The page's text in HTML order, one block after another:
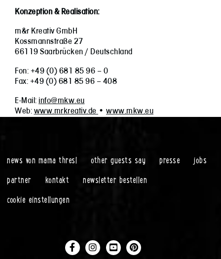
Konzeption & Realisation:
m&r Krea­tiv GmbH
Koss­mann­straße 27
66119 Saar­brü­cken / Deutschland
Fon: +49 (0) 681 85 96 – 0
Fax: +49 (0) 681 85 96 – 408
E-Mail: info@mkw.eu
Web: www.mrkreativ.de • www.mkw.eu
news von mama thresl other guests say presse
jobs
partner
kontakt
newsletter bestellen
cookie einstellungen